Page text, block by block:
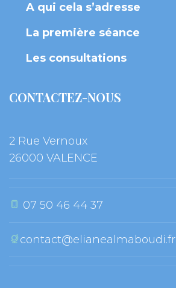
A qui cela s’adresse
La première séance
Les consultation
CONTACTEZ-NOUS
2 Rue Vernoux
26000 VALENCE
07 50 46 44 37
contact@elianealmaboudi.fr